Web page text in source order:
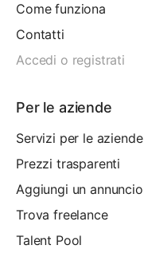
Come funziona
Contatti
Accedi o registrati
Per le aziende
Servizi per le aziende
Prezzi trasparenti
Aggiungi un annuncio
Trova freelance
Talent Pool